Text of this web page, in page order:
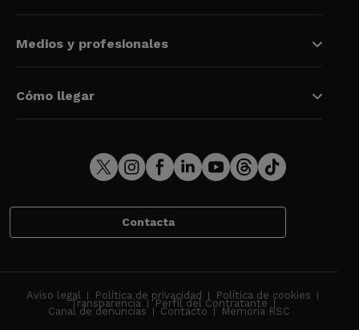
Medios y profesionales
Cómo llegar
Contacta
Aviso legal Política de privacidad Política de cookies
Transparencia Perfil del Contratante
Canal de denuncias Contacto Memoria RSC